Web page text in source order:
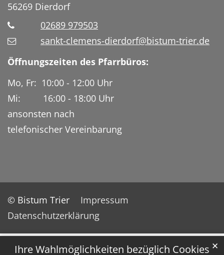
Ihre Wahlmöglichkeiten bezüglich Cookies ✕
56269 Dierdorf
02689 979503
sankt-clemens-dierdorf@bistum-trier.de
Öffnungszeiten des Pfarrbüros:
Mo, Fr: 10:00 - 12:00 Uhr
Mi: 16:00 - 18:00 Uhr
ansonsten nach
telefonischer Vereinbarung
© Bistum Trier
Impressum
Datenschutzerklärung